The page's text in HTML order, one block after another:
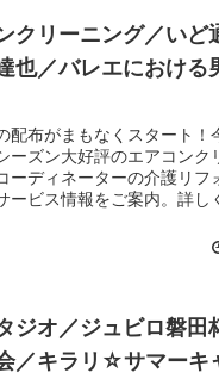
クリーニング／いど
也／バレエにおける
配布がまもなくスタート！
ーズン大好評のエアコンク
ーディネーターの介護リフ
ービス情報をご案内。詳し
ジオ／ジュビロ磐田
／キラリ☆サマーキ